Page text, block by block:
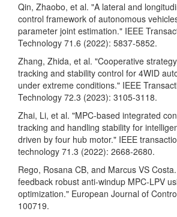
Qin, Zhaobo, et al. "A lateral and
control framework of autonomous
parameter joint estimation." IEEE
Technology 71.6 (2022): 5837-5852.
Zhang, Zhida, et al. "Cooperative
tracking and stability control for 4WID
under extreme conditions." IEEE
Technology 72.3 (2023): 3105-3118.
Zhai, Li, et al. "MPC-based integrated
tracking and handling stability for
driven by four hub motor." IEEE
technology 71.3 (2022): 2668-2680.
Rego, Rosana CB, and Marcus VS
feedback robust anti-windup MPC-LPV
optimization." European Journal of
100719.